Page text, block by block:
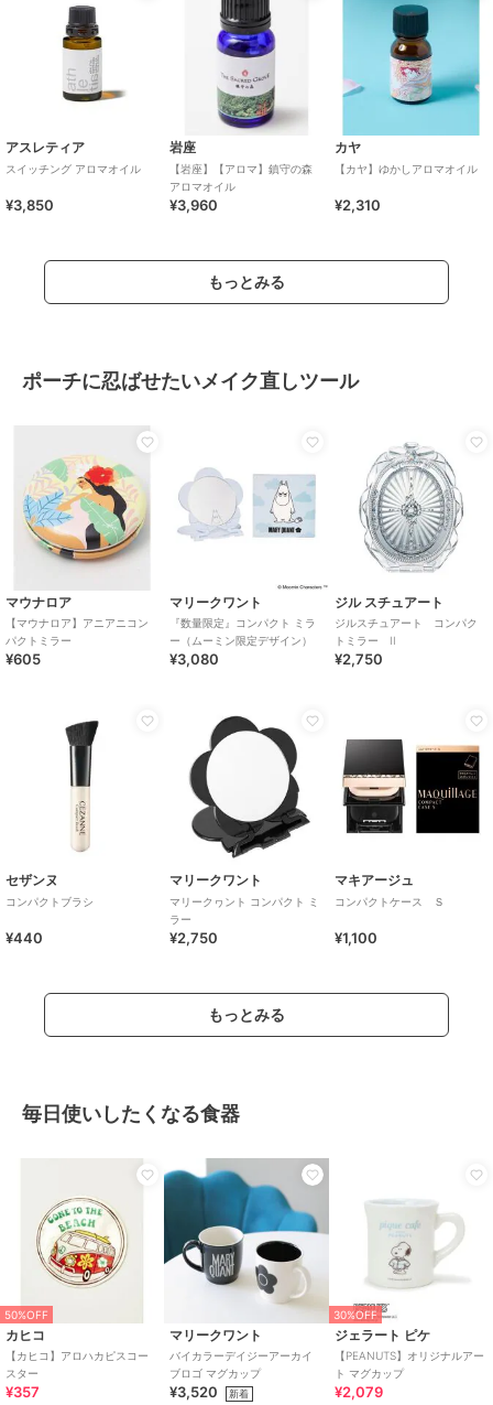
アスレティア
スイッチング アロマオイル
¥3,850
岩座
【岩座】【アロマ】鎮守の森
アロマオイル
¥3,960
カヤ
【カヤ】ゆかしアロマオイル
¥2,310
もっとみる
ポーチに忍ばせたいメイク直しツール
マウナロア
【マウナロア】アニアニコン
パクトミラー
¥605
マリークワント
『数量限定』コンパクト ミラ
ー（ムーミン限定デザイン）
¥3,080
ジル スチュアート
ジルスチュアート コンパク
トミラー II
¥2,750
セザンヌ
コンパクトブラシ
¥440
マリークワント
マリークヮント コンパクト ミ
ラー
¥2,750
マキアージュ
コンパクトケース Ｓ
¥1,100
もっとみる
毎日使いしたくなる食器
50%OFF
カヒコ
【カヒコ】アロハカピスコー
スター
¥357
マリークワント
バイカラーデイジーアーカイ
ブロゴ マグカップ
¥3,520 新着
30%OFF
ジェラート ピケ
【PEANUTS】オリジナルアー
ト マグカップ
¥2,079